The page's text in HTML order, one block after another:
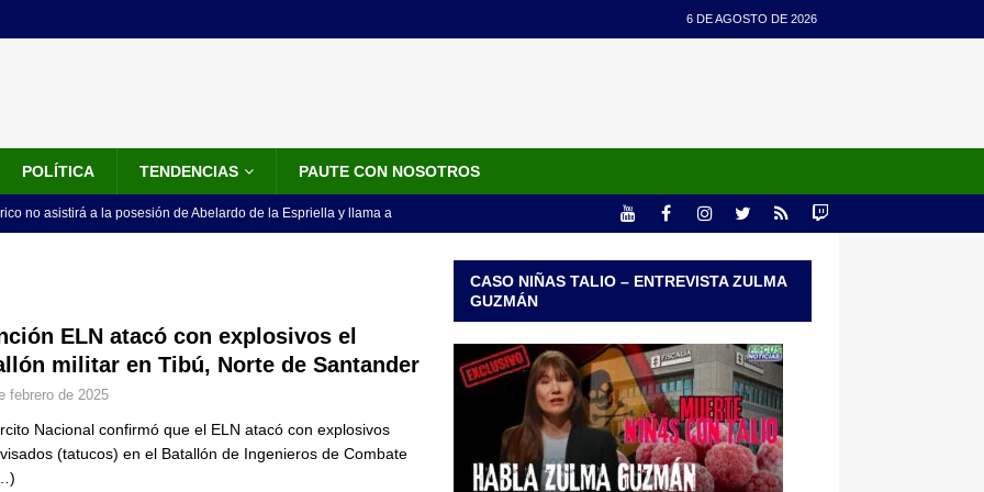
6 DE AGOSTO DE 2026
POLÍTICA TENDENCIAS PAUTE CON NOSOTROS
no asistirá a la posesión de Abelardo de la Espriella y llama a
de un sastre colombiano reconocido en el mundo LO
Fiscalía amplía investigación por presunto lavado de activos y
vinculado al entramado empresarial JUDICIALES
para la posesión presidencial: así será la investidura de Abelardo
ELN atacó con explosivos el
militar en Tibú, Norte de Santander
febrero de 2025
Nacional confirmó que el ELN atacó con explosivos
(tatucos) en el Batallón de Ingenieros de Combate
CASO NIÑAS TALIO – ENTREVISTA ZULMA
GUZMÁN